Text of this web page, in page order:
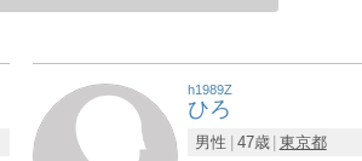
h1989Z
ひろ
男性 47歳 東京都